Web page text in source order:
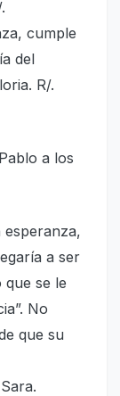
cumple
del
R/.
a los
a ser
que se le
No
que su